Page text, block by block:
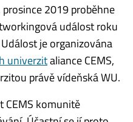
2019 proběhne
událost roku
je organizována
univerzitaliance CEMS,
právě vídeňská WU.
CEMS komunitě